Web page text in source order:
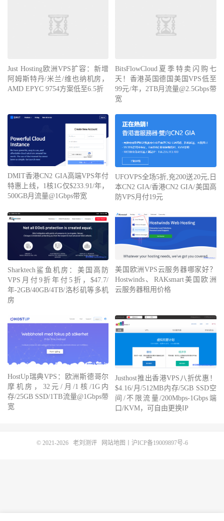
Just Hosting欧洲VPS扩容：新增
阿姆斯特丹/米兰/维也纳机房，
AMD EPYC 9754方案低至6.5折
BitsFlowCloud夏季特卖闪购七
天！香港英国德国美国VPS低至
99元/年，2TB月流量@2.5Gbps带
宽
DMIT香港CN2 GIA高端VPS年付
特惠上线，1核1G仅$233.91/年，
500GB月流量@1Gbps带宽
UFOVPS全场5折,充200送20元,日
本CN2 GIA/香港CN2 GIA/美国高
防VPS月付19元
Sharktech鲨鱼机房：美国高防
VPS月付9折年付5折，$47.7/
年-2GB/40GB/4TB/洛杉矶等多机
房
美国欧洲VPS云服务器哪家好？
Hostwinds、RAKsmart美国欧洲
云服务器租用价格
HostUp瑞典VPS：欧洲斯德哥尔
摩机房，32元/月/1核/1G内
存/25GB SSD/1TB流量@1Gbps带
宽
Justhost推出香港VPS八折优惠！
$4.16/月/512MB内存/5GB SSD空
间/不限流量/200Mbps-1Gbps端
口/KVM，可自由更换IP
© 2021-2026 老刘测评 网站地图 沪ICP备19009897号-6